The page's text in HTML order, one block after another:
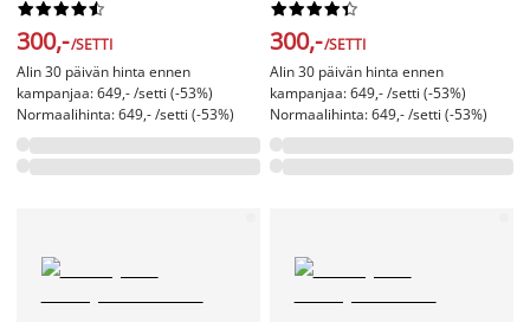






300,-/SETTI
Alin 30 päivän hinta ennen
kampanjaa: 649,- /setti (-53%)
Normaalihinta: 649,- /setti (-53%)






300,-/SETTI
Alin 30 päivän hinta ennen
kampanjaa: 649,- /setti (-53%)
Normaalihinta: 649,- /setti (-53%)